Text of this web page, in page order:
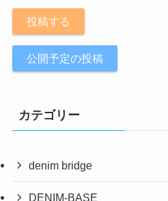
投稿する
公開予定の投稿
カテゴリー
denim bridge
DENIM-BASE